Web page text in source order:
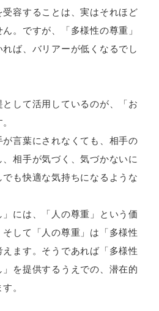
容することは、実はそれほど
。ですが、「多様性の尊重」
ば、バリアーが低くなるでし
して活用しているのが、「お
が言葉にされなくても、相手の
相手が気づく、気づかないに
も快適な気持ちになるような
には、「人の尊重」という価
して「人の尊重」は「多様性
ます。そうであれば「多様性
を提供するうえでの、潜在的
。